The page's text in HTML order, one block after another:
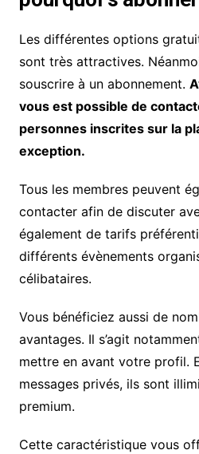
Les différentes options
sont très attractives.
souscrire à un abonnement.
vous est possible de
personnes inscrites sur la
exception.
Tous les membres peuvent
contacter afin de discuter
également de tarifs
différents évènements
célibataires.
Vous bénéficiez aussi de
avantages. Il s’agit
mettre en avant votre profil.
messages privés, ils sont
premium.
Cette caractéristique vous